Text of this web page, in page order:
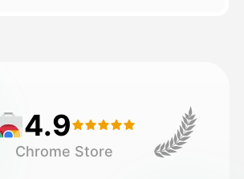
4.9
Chrome Store